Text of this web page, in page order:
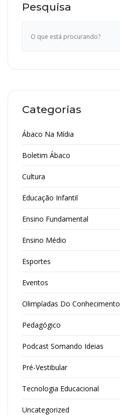
Pesquisa
Categorias
Ábaco Na Mídia
Boletim Ábaco
Cultura
Educação Infantil
Ensino Fundamental
Ensino Médio
Esportes
Eventos
Olimpíadas Do Conhecimento
Pedagógico
Podcast Somando Ideias
Pré-Vestibular
Tecnologia Educacional
Uncategorized